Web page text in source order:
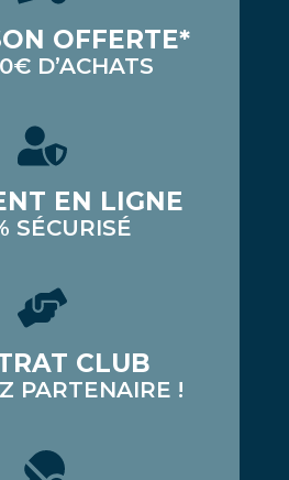
OFFERTE*
D’ACHATS
EN LIGNE
SÉCURISÉ
CLUB
PARTENAIRE !